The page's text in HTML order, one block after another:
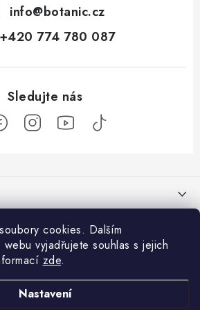
cookies. Dalším
vyjadřujete souhlas s jejich
zde.
Nastavení
info@botanic.cz
+420 774 780 087
světem bylin, vitamínů a
kapsle nebo gumové bonbony?